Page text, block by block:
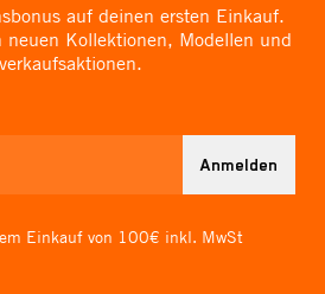
auf deinen ersten Einkauf.
neuen Kollektionen, Modellen und
Anmelden
Einkauf von 100€ inkl. MwSt